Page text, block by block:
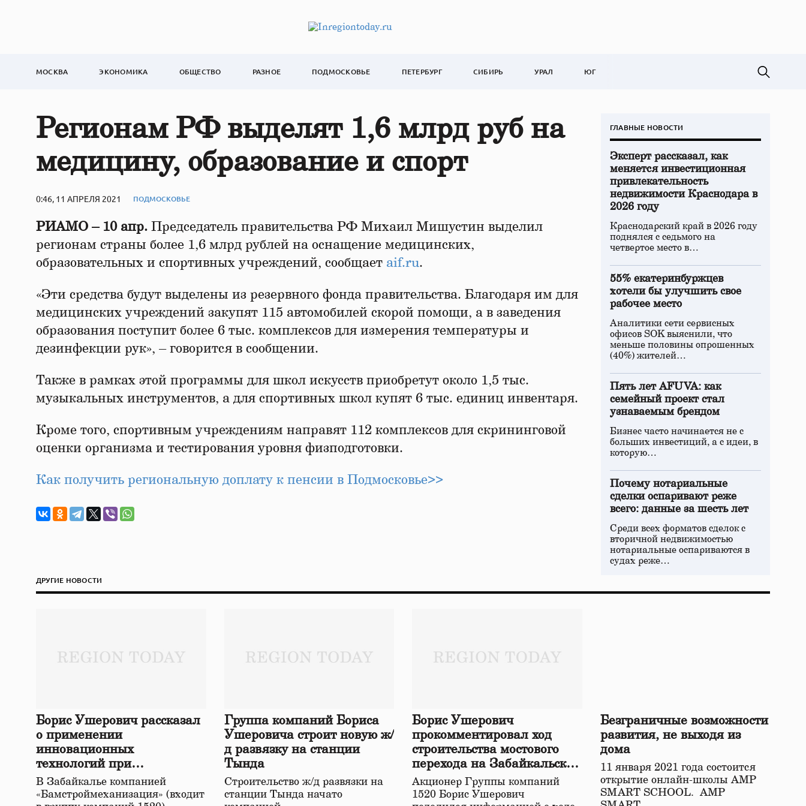
МОСКВА ЭКОНОМИКА ОБЩЕСТВО РАЗНОЕ ПОДМОСКОВЬЕ ПЕТЕРБУРГ СИБИРЬ УРАЛ ЮГ
Регионам РФ выделят 1,6 млрд руб на
медицину, образование и спорт
0:46, 11 АПРЕЛЯ 2021 ПОДМОСКОВЬЕ
РИАМО – 10 апр. Председатель правительства РФ Михаил Мишустин выделил
регионам страны более 1,6 млрд рублей на оснащение медицинских,
образовательных и спортивных учреждений, сообщает aif.ru.
«Эти средства будут выделены из резервного фонда правительства. Благодаря им для
медицинских учреждений закупят 115 автомобилей скорой помощи, а в заведения
образования поступит более 6 тыс. комплексов для измерения температуры и
дезинфекции рук», – говорится в сообщении.
Также в рамках этой программы для школ искусств приобретут около 1,5 тыс.
музыкальных инструментов, а для спортивных школ купят 6 тыс. единиц инвентаря.
Кроме того, спортивным учреждениям направят 112 комплексов для скрининговой
оценки организма и тестирования уровня физподготовки.
Как получить региональную доплату к пенсии в Подмосковье>>
ГЛАВНЫЕ НОВОСТИ
Эксперт рассказал, как
меняется инвестиционная
привлекательность
недвижимости Краснодара в
2026 году
Краснодарский край в 2026 году
поднялся с седьмого на
четвертое место в…
55% екатеринбуржцев
хотели бы улучшить свое
рабочее место
Аналитики сети сервисных
офисов SOK выяснили, что
меньше половины опрошенных
(40%) жителей…
Пять лет AFUVA: как
семейный проект стал
узнаваемым брендом
Бизнес часто начинается не с
больших инвестиций, а с идеи, в
которую…
Почему нотариальные
сделки оспаривают реже
всего: данные за шесть лет
Среди всех форматов сделок с
вторичной недвижимостью
нотариальные оспариваются в
судах реже…
ДРУГИЕ НОВОСТИ
Борис Ушерович рассказал
о применении
инновационных
технологий при
строительстве нового моста
в Забайкалье
В Забайкалье компанией
«Бамстроймеханизация» (входит
Группа компаний Бориса
Ушеровича строит новую ж/
д развязку на станции
Тында
Строительство ж/д развязки на
станции Тында начато
Борис Ушерович
прокомментировал ход
строительства мостового
перехода на Забайкальской
железной дороге
Акционер Группы компаний
1520 Борис Ушерович
Безграничные возможности
развития, не выходя из
дома
11 января 2021 года состоится
открытие онлайн-школы АМР
SMART SCHOOL. АМР